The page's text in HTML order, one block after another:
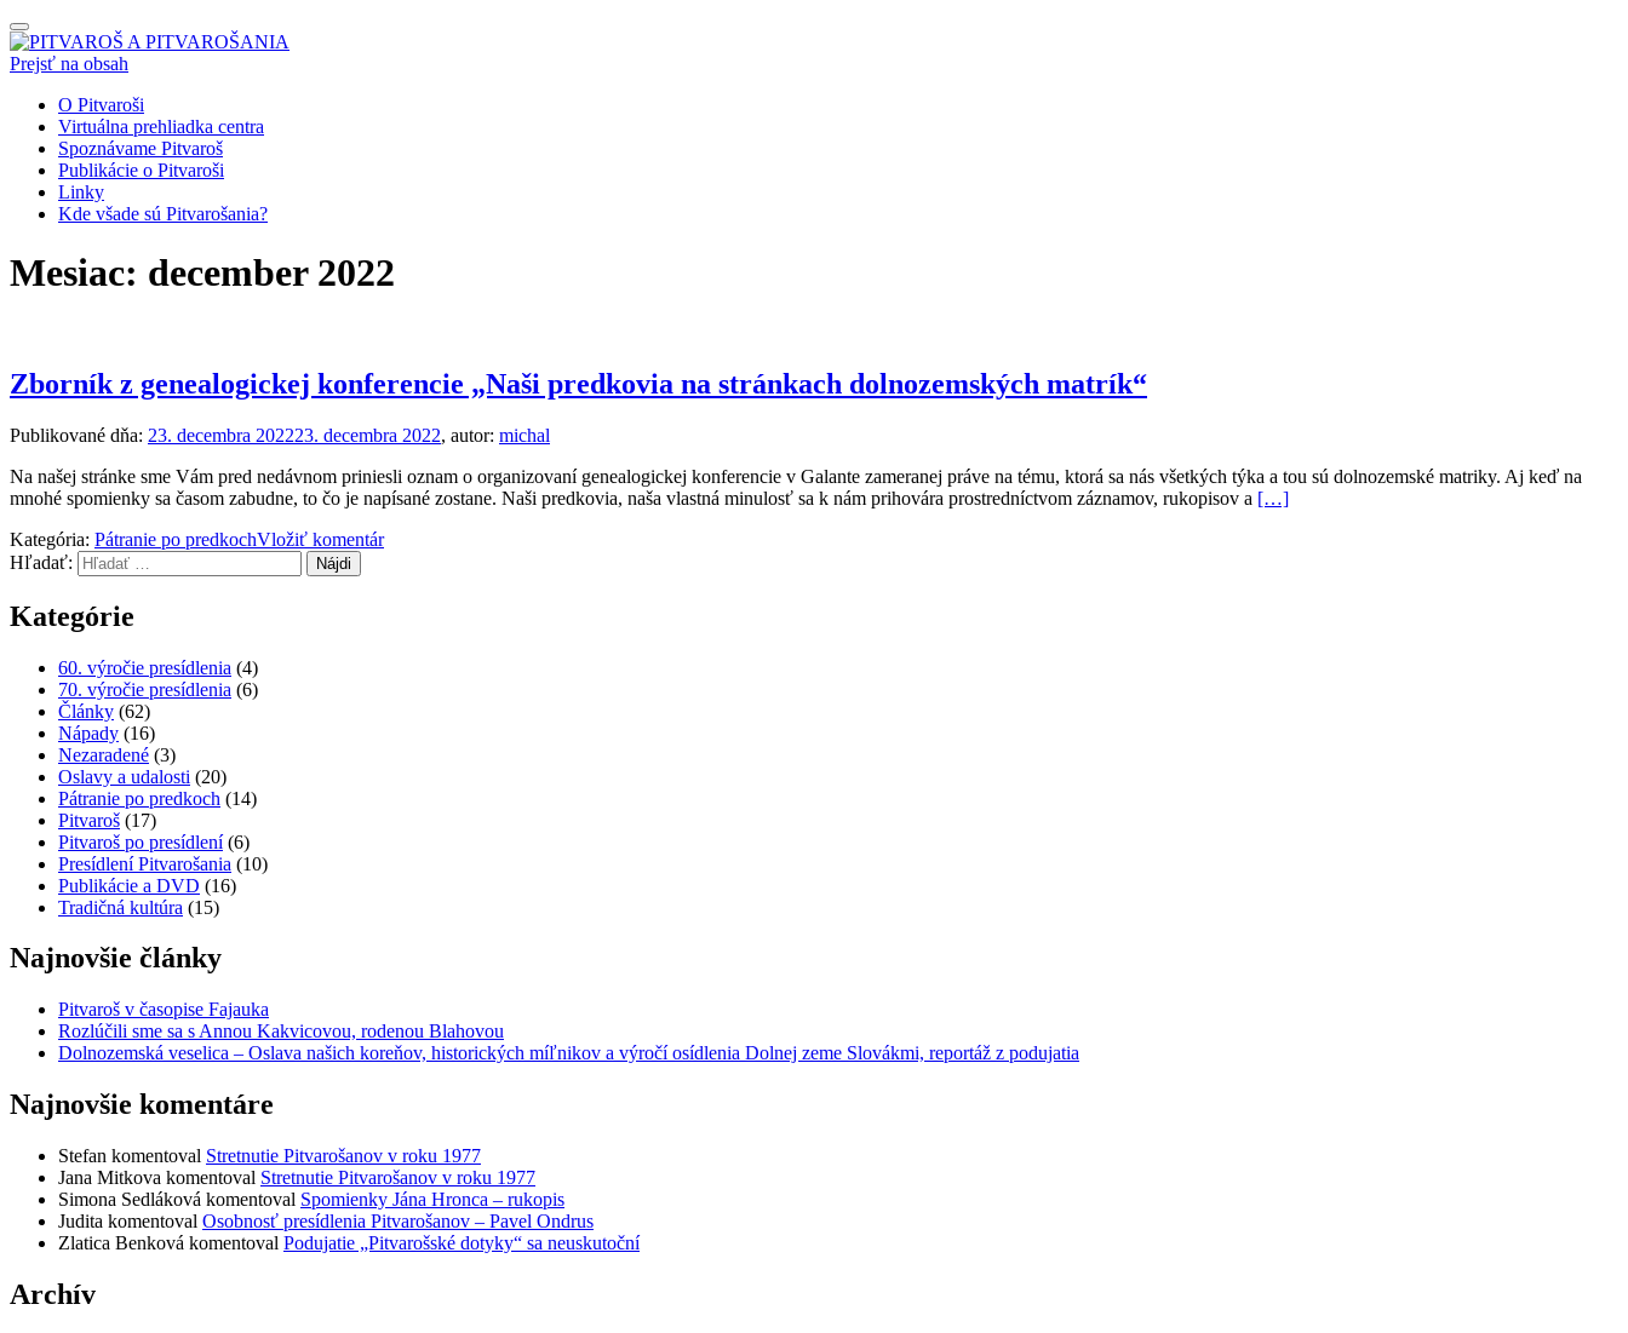
Prepínateľná
navigácia
Prejsť na obsah
O Pitvaroši
Virtuálna prehliadka centra
Spoznávame Pitvaroš
Publikácie o Pitvaroši
Linky
Kde všade sú Pitvarošania?
Mesiac: december 2022
Zborník z genealogickej konferencie „Naši predkovia na stránkach dolnozemských matrík“
Publikované dňa: 23. decembra 202223. decembra 2022, autor: michal
Na našej stránke sme Vám pred nedávnom priniesli oznam o organizovaní genealogickej konferencie v Galante zameranej práve na tému, ktorá sa nás všetkých týka a tou sú dolnozemské matriky. Aj keď na
mnohé spomienky sa časom zabudne, to čo je napísané zostane. Naši predkovia, naša vlastná minulosť sa k nám prihovára prostredníctvom záznamov, rukopisov a Prečítať
[…]
Kategória: Pátranie po predkochVložiť komentár
Hľadať:
Kategórie
60. výročie presídlenia (4)
70. výročie presídlenia (6)
Články (62)
Nápady (16)
Nezaradené (3)
Oslavy a udalosti (20)
Pátranie po predkoch (14)
Pitvaroš (17)
Pitvaroš po presídlení(6)
Presídlení Pitvarošania (10)
Publikácie a DVD (16)
Tradičná kultúra (15)
Najnovšie články
Pitvaroš v časopise Fajauka
Rozlúčili sme sa s Annou Kakvicovou, rodenou Blahovou
Dolnozemská veselica – Oslava našich koreňov, historických míľnikov a výročí osídlenia Dolnej zeme Slovákmi, reportáž z podujatia
Najnovšie komentáre
Stefan komentoval Stretnutie Pitvarošanov v roku 1977
Jana Mitkova komentoval Stretnutie Pitvarošanov v roku 1977
Simona Sedláková komentoval Spomienky Jána Hronca – rukopis
Judita komentoval Osobnosť presídlenia Pitvarošanov – Pavel Ondrus
Zlatica Benková komentoval Podujatie „Pitvarošské dotyky“ sa neuskutoční
Archív